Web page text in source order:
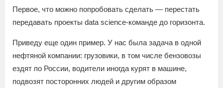
Первое, что можно попробовать сделать — перестать
передавать проекты data science-команде до горизонта.
Приведу еще один пример. У нас была задача в одной
нефтяной компании: грузовики, в том числе бензовозы
ездят по России, водители иногда курят в машине,
подвозят посторонних людей и другим образом